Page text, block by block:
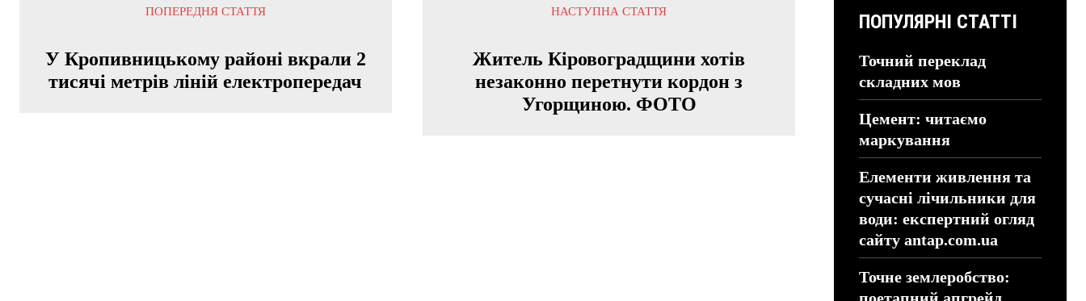
ПОПЕРЕДНЯ СТАТТЯ
У Кропивницькому районі вкрали 2
тисячі метрів ліній електропередач
НАСТУПНА СТАТТЯ
Житель Кіровоградщини хотів
незаконно перетнути кордон з
Угорщиною. ФОТО
ПОПУЛЯРНІ СТАТТІ
Точний переклад
складних мов
Цемент: читаємо
маркування
Елементи живлення та
сучасні лічильники для
води: експертний огляд
сайту antap.com.ua
Точне землеробство: